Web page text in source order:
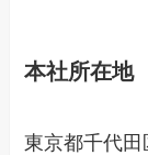
本社所在地
東京都千代